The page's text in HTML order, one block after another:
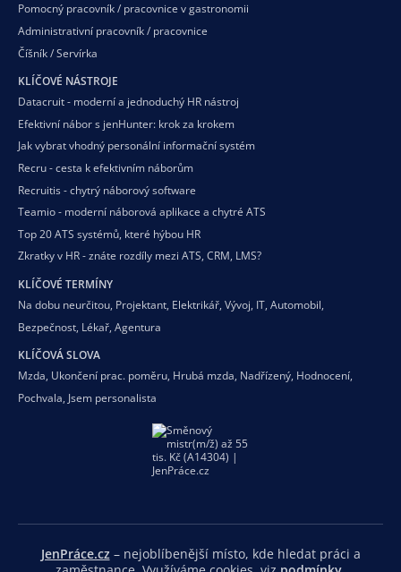
Pomocný pracovník / pracovnice v gastronomii
Administrativní pracovník / pracovnice
Číšník / Servírka
KLÍČOVÉ NÁSTROJE
Datacruit - moderní a jednoduchý HR nástroj
Efektivní nábor s jenHunter: krok za krokem
Jak vybrat vhodný personální informační systém
Recru - cesta k efektivním náborům
Recruitis - chytrý náborový software
Teamio - moderní náborová aplikace a chytré ATS
Top 20 ATS systémů, které hýbou HR
Zkratky v HR - znáte rozdíly mezi ATS, CRM, LMS?
KLÍČOVÉ TERMÍNY
Na dobu neurčitou, Projektant, Elektrikář, Vývoj, IT, Automobil,
Bezpečnost, Lékař, Agentura
KLÍČOVÁ SLOVA
Mzda, Ukončení prac. poměru, Hrubá mzda, Nadřízený, Hodnocení,
Pochvala, Jsem personalista
JenPráce.cz – nejoblíbenější místo, kde hledat práci a